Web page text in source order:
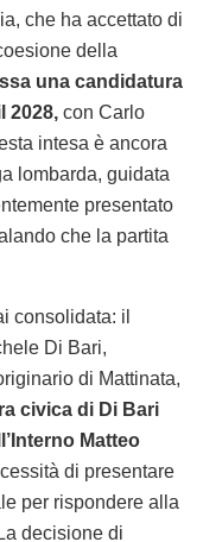
che ha accettato di
della
una candidatura
2028, con Carlo
intesa è ancora
lombarda, guidata
presentato
che la partita
consolidata: il
Di Bari,
di Mattinata,
civica di Di Bari
Matteo
di presentare
per rispondere alla
decisione di